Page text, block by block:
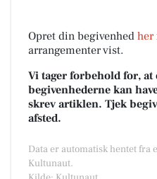
Opret din begivenhed her
arrangementer vist.
Vi tager forbehold for,
begivenhederne kan
skrev artiklen. Tjek
afsted.
Data er automatisk hentet
Kultunaut.